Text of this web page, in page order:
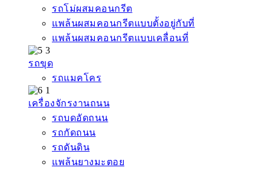
รถโม่ผสมคอนกรีต
แพล้นผสมคอนกรีตแบบตั้งอยู่กับที่
แพล้นผสมคอนกรีตแบบเคลื่อนที่
รถขุด
รถแมคโคร
เครื่องจักรงานถนน
รถบดอัดถนน
รถกัดถนน
รถดันดิน
แพล้นยางมะตอย